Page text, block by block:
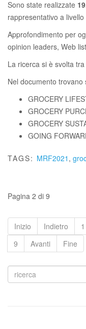
Sono state realizzate
rappresentativo a
Approfondimento per
opinion leaders, Web
La ricerca si è svolta
Nel documento
GROCERY
GROCERY
GROCERY
GOING
TAGS: MRF2021 ,
Pagina 2 di 9
Inizio Indietro 1
9
Avanti Fine